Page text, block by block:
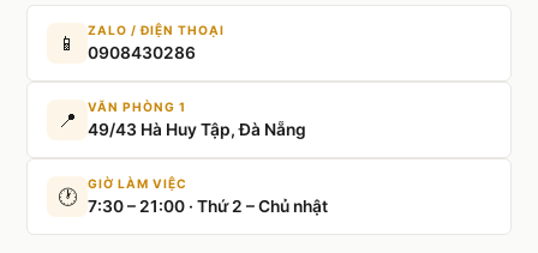
📱
ZALO / ĐIỆN THOẠI
0908430286
📍
VĂN PHÒNG 1
49/43 Hà Huy Tập, Đà Nẵng
🕐
GIỜ LÀM VIỆC
7:30 – 21:00 · Thứ 2 – Chủ nhật